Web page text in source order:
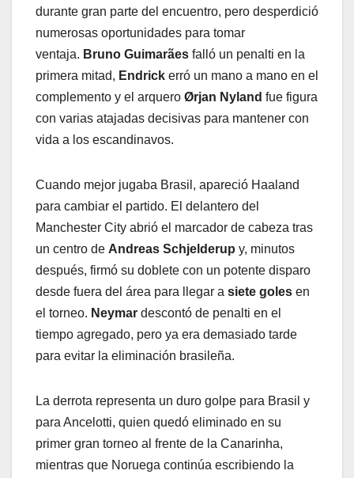
durante gran parte del encuentro, pero desperdició
numerosas oportunidades para tomar
ventaja. Bruno Guimarães falló un penalti en la
primera mitad, Endrick erró un mano a mano en el
complemento y el arquero Ørjan Nyland fue figura
con varias atajadas decisivas para mantener con
vida a los escandinavos.
Cuando mejor jugaba Brasil, apareció Haaland
para cambiar el partido. El delantero del
Manchester City abrió el marcador de cabeza tras
un centro de Andreas Schjelderup y, minutos
después, firmó su doblete con un potente disparo
desde fuera del área para llegar a siete goles en
el torneo. Neymar descontó de penalti en el
tiempo agregado, pero ya era demasiado tarde
para evitar la eliminación brasileña.
La derrota representa un duro golpe para Brasil y
para Ancelotti, quien quedó eliminado en su
primer gran torneo al frente de la Canarinha,
mientras que Noruega continúa escribiendo la